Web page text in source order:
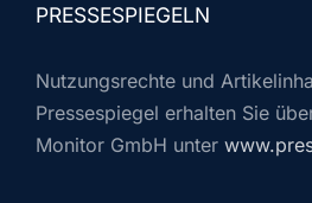
PRESSESPIEGELN
Nutzungsrechte und
Pressespiegel erhalten Sie
Monitor GmbH unter